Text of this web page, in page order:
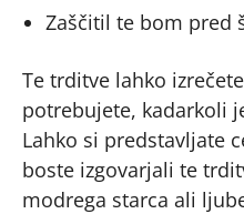
Zaščitil te bom pred
Te trditve lahko
potrebujete, kadarkoli
Lahko si predstavljate
boste izgovarjali te
modrega starca ali